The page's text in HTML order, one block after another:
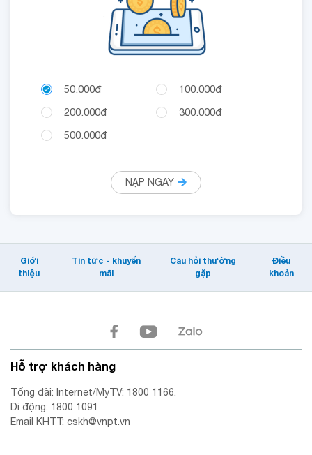
.
50.000đ
100.000đ
200.000đ
300.000đ
500.000đ
NẠP NGAY
Giới
thiệu
Tin tức - khuyến
mãi
Câu hỏi thường
gặp
Điều
khoản
Hỗ trợ khách hàng
Tổng đài: Internet/MyTV: 1800 1166.
Di động: 1800 1091
Email KHTT: cskh@vnpt.vn